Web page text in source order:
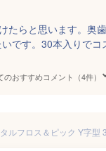
たらと思います。奥
です。30本入りでコ
のおすすめコメント（4件）
ルフロス＆ピック Y字